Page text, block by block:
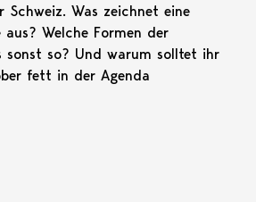
Schweiz. Was zeichnet eine
aus? Welche Formen der
sonst so? Und warum solltet ihr
fett in der Agenda